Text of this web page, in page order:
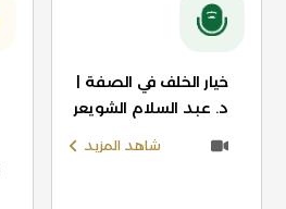
خيار الخلف في الصفة |
د. عبد السلام الشويعر
شاهد المزيد